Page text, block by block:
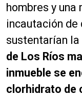
hombres y una
incautación de
sustentarían la
de Los Ríos
inmueble se
clorhidrato de